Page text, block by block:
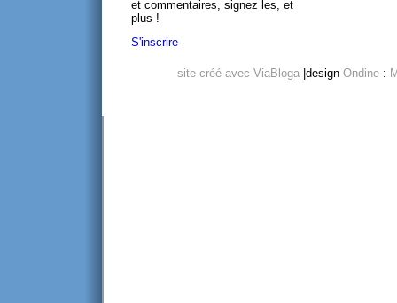
et commentaires, signez les, et
plus !
S'inscrire
site créé avec ViaBloga|design Ondine: